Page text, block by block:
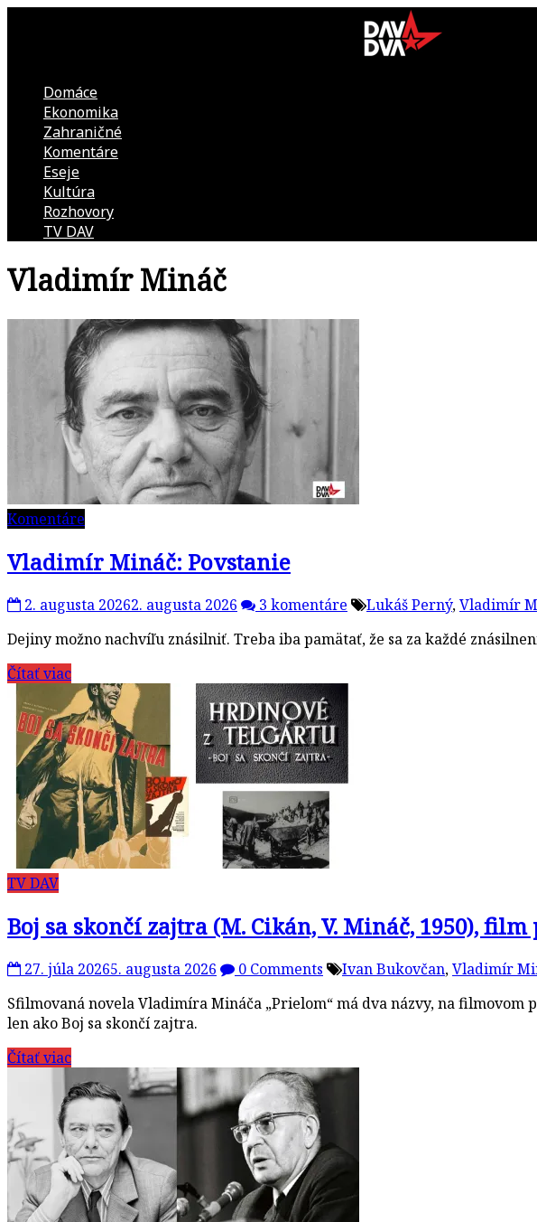
DAV
DVA
kultúrno-
politická
revue
Domáce
Ekonomika
Zahraničné
Komentáre
Eseje
Kultúra
Rozhovory
TV DAV
Vladimír Mináč
Komentáre
Vladimír Mináč: Povstanie
2. augusta 20262. augusta 2026 3 komentáre Lukáš Perný,Vladimír
Dejiny možno nachvíľu znásilniť. Treba iba pamätať, že sa za každé
Čítať viac
TV DAV
Boj sa skončí zajtra (M. Cikán, V. Mináč, 1950),
27. júla 20265. augusta 2026 0 Comments Ivan Bukovčan,Vladimír
Sfilmovaná novela Vladimíra Mináča „Prielom“ má dva názvy, na
len ako Boj sa skončí zajtra.
Čítať viac